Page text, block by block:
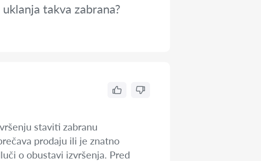
takva zabrana?
staviti zabranu
prodaju ili je znatno
o obustavi izvršenja. Pred